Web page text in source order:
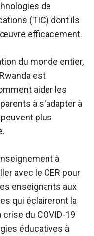
de
(TIC) dont ils
efficacement.
du monde entier,
est
aider les
à s'adapter à
plus
à
avec le CER pour
enseignants aux
qui éclaireront la
du COVID-19
éducatives à